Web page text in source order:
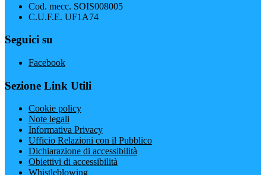
Cod. mecc. SOIS008005
C.U.F.E. UF1A74
Seguici su
Facebook
Sezione Link Utili
Cookie policy
Note legali
Informativa Privacy
Ufficio Relazioni con il Pubblico
Dichiarazione di accessibilità
Obiettivi di accessibilità
Whistleblowing